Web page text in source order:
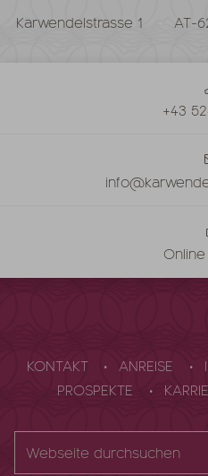
Karwendelstrasse 1 AT-
+43
KONTAKT ANREISE
PROSPEKTE
durchsuchen